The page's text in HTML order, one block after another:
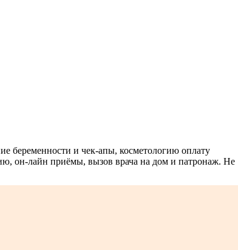
беременности и чек-апы, косметологию оплату
он-лайн приёмы, вызов врача на дом и патронаж. Не